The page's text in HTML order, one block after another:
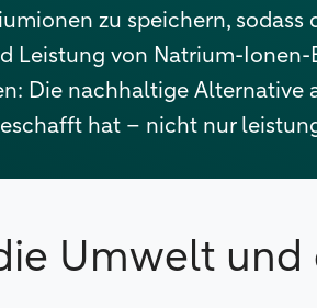
zu speichern,
Leistung von Natrium-
Die nachhaltige Alternative
hat – nicht nur
Umwelt